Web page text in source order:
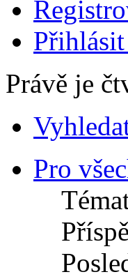
Přihlásit
Právě je
Pro